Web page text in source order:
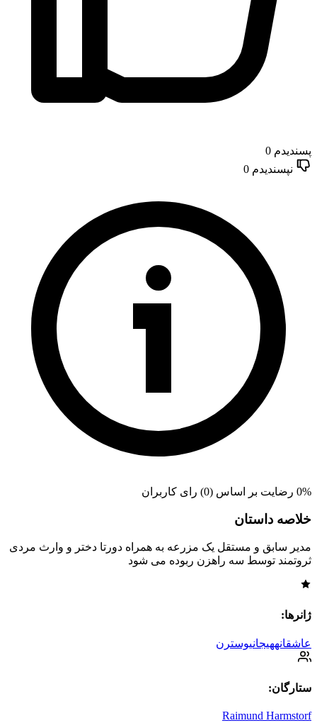
پسندیدم 0
نپسندیدم 0
0% رضایت بر اساس (0) رای کاربران
خلاصه داستان
مدیر سابق و مستقل یک مزرعه به همراه دورتا دختر و وارث مردی
ثروتمند توسط سه راهزن ربوده می شود
ژانرها:
عاشقانههیجانیوسترن
ستارگان:
Raimund Harmstorf